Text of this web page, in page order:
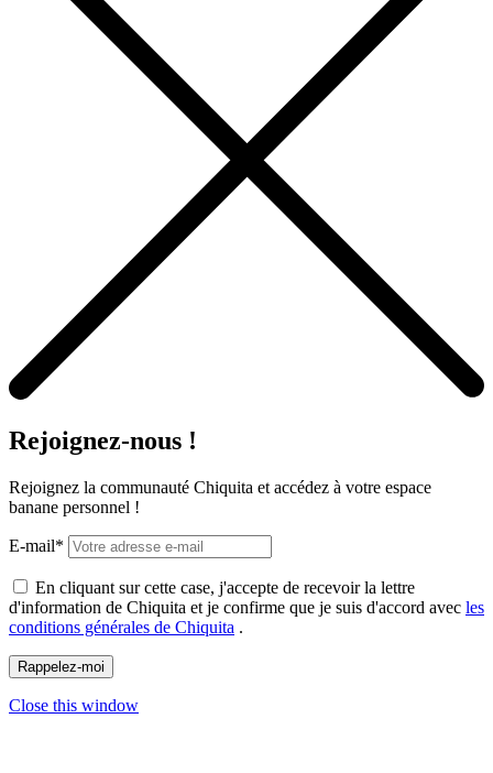
Rejoignez-nous !
Rejoignez la communauté Chiquita et accédez à votre espace
banane personnel !
E-mail*
En cliquant sur cette case, j'accepte de recevoir la lettre
d'information de Chiquita et je confirme que je suis d'accord avec les
conditions générales de Chiquita .
Close this window